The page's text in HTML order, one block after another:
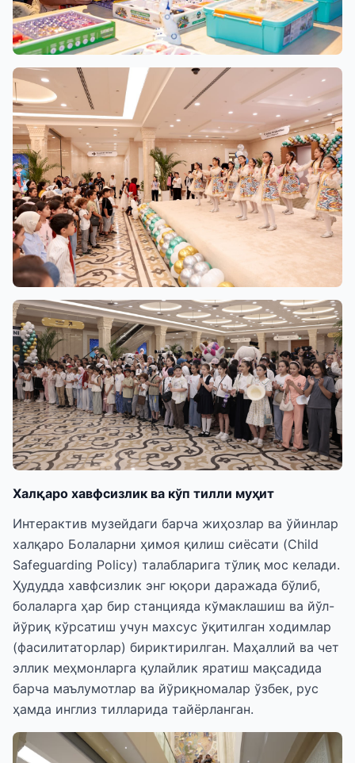
Халқаро хавфсизлик ва кўп тилли муҳит
Интерактив музейдаги барча жиҳозлар ва ўйинлар
халқаро Болаларни ҳимоя қилиш сиёсати (Child
Safeguarding Policy) талабларига тўлиқ мос келади.
Ҳудудда хавфсизлик энг юқори даражада бўлиб,
болаларга ҳар бир станцияда кўмаклашиш ва йўл-
йўриқ кўрсатиш учун махсус ўқитилган ходимлар
(фасилитаторлар) бириктирилган. Маҳаллий ва чет
эллик меҳмонларга қулайлик яратиш мақсадида
барча маълумотлар ва йўриқномалар ўзбек, рус
ҳамда инглиз тилларида тайёрланган.